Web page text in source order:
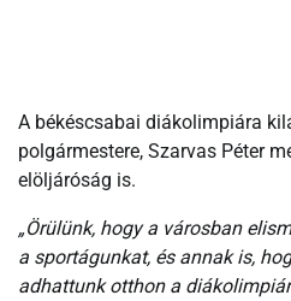
A békéscsabai diákolimpiára
polgármestere, Szarvas Péter
elöljáróság is.
„Örülünk, hogy a városban
a sportágunkat, és annak is,
adhattunk otthon a